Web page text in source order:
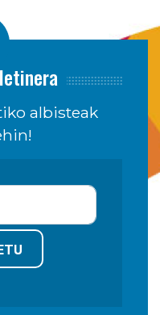
albisteak